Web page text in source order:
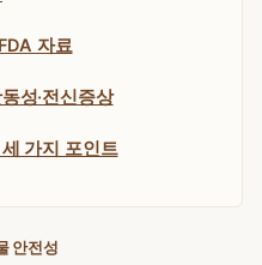
자료
성·전신증상
가지 포인트
안전성